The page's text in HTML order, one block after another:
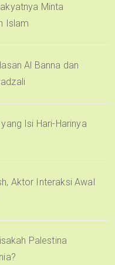
Minta
Islam
Al Banna dan
Isi Hari-Harinya
Aktor Interaksi Awal
Palestina